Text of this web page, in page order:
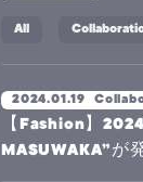
All
2024.01.19
【Fashion】
MASUWAKA”が